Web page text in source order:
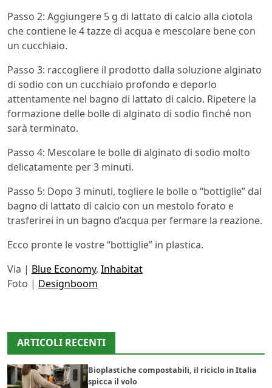
Passo 2: Aggiungere 5 g di lattato di calcio alla ciotola
che contiene le 4 tazze di acqua e mescolare bene con
un cucchiaio.
Passo 3: raccogliere il prodotto dalla soluzione alginato
di sodio con un cucchiaio profondo e deporlo
attentamente nel bagno di lattato di calcio. Ripetere la
formazione delle bolle di alginato di sodio finché non
sarà terminato.
Passo 4: Mescolare le bolle di alginato di sodio molto
delicatamente per 3 minuti.
Passo 5: Dopo 3 minuti, togliere le bolle o “bottiglie” dal
bagno di lattato di calcio con un mestolo forato e
trasferirei in un bagno d’acqua per fermare la reazione.
Ecco pronte le vostre “bottiglie” in plastica.
Via | Blue Economy, Inhabitat
Foto | Designboom
ARTICOLI RECENTI
Bioplastiche compostabili, il riciclo in Italia
spicca il volo